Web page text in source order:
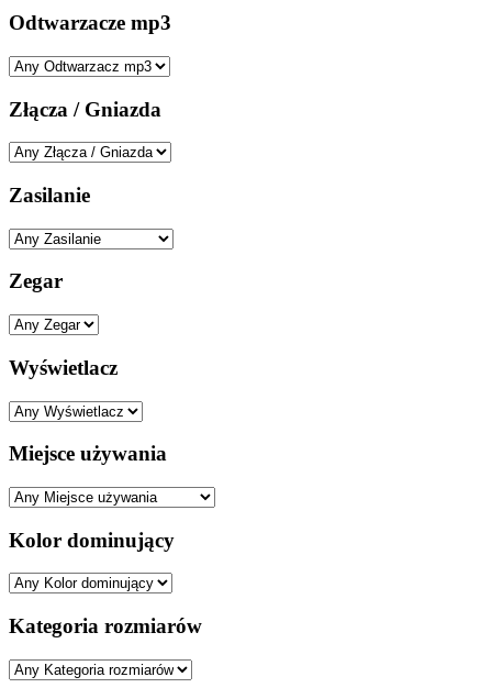
Odtwarzacze mp3
Złącza / Gniazda
Zasilanie
Zegar
Wyświetlacz
Miejsce używania
Kolor dominujący
Kategoria rozmiarów